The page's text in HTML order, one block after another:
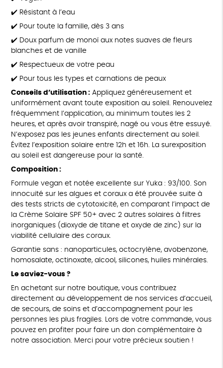
✔️ Résistant à l’eau
✔️ Pour toute la famille, dès 3 ans
✔️ Doux parfum de monoï aux notes suaves de fleurs
blanches et de vanille
✔️ Respectueux de votre peau
✔️ Pour tous les types et carnations de peaux
Conseils d’utilisation :Appliquez généreusement et
uniformément avant toute exposition au soleil. Renouvelez
fréquemment l’application, au minimum toutes les 2
heures, et après avoir transpiré, nagé ou vous être essuyé.
N’exposez pas les jeunes enfants directement au soleil.
Évitez l’exposition solaire entre 12h et 16h. La surexposition
au soleil est dangereuse pour la santé.
Composition :
Formule vegan et notée excellente sur Yuka : 93/100. Son
innocuité sur les algues et coraux a été prouvée suite à
des tests stricts de cytotoxicité, en comparant l’impact de
la Crème Solaire SPF 50+ avec 2 autres solaires à filtres
inorganiques (dioxyde de titane et oxyde de zinc) sur la
viabilité cellulaire des coraux.
Garantie sans : nanoparticules, octocrylène, avobenzone,
homosalate, octinoxate, alcool, silicones, huiles minérales.
Le saviez-vous ?
En achetant sur notre boutique, vous contribuez
directement au développement de nos services d’accueil,
de secours, de soins et d’accompagnement pour les
personnes les plus fragiles. Lors de votre commande, vous
pouvez en profiter pour faire un don complémentaire à
notre association. Merci pour votre précieux soutien !